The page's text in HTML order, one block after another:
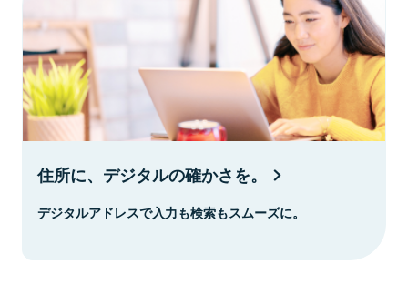
住所に、デジタルの確かさを。
デジタルアドレスで入力も検索もスムーズに。